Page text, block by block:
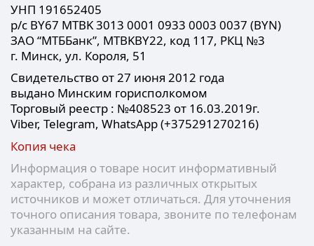
УНП 191652405
р/с BY67 MTBK 3013 0001 0933 0003 0037 (BYN)
ЗАО “МТББанк”, MTBKBY22, код 117, РКЦ №3
г. Минск, ул. Короля, 51
Свидетельство от 27 июня 2012 года
выдано Минским горисполкомом
Торговый реестр : №408523 от 16.03.2019г.
Viber, Telegram, WhatsApp (+375291270216)
Копия чека
Информация о товаре носит информативный
характер, собрана из различных открытых
источников и может отличаться. Для уточнения
точного описания товара, звоните по телефонам
указанным на сайте.